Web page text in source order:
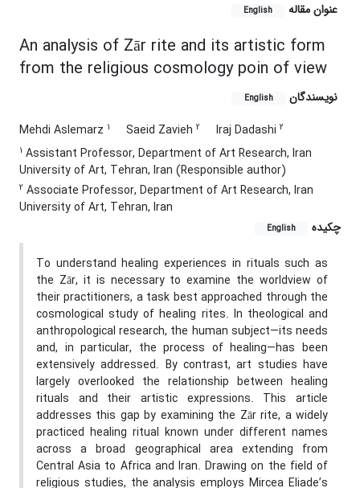
عنوان مقاله English
An analysis of Zār rite and its artistic form
from the religious cosmology poin of view
نویسندگان English
Mehdi Aslemarz 1 Saeid Zavieh 2 Iraj Dadashi 2
1 Assistant Professor, Department of Art Research, Iran
University of Art, Tehran, Iran (Responsible author)
2 Associate Professor, Department of Art Research, Iran
University of Art, Tehran, Iran
چکیده
English
To understand healing experiences in rituals such as
the Zār, it is necessary to examine the worldview of
their practitioners, a task best approached through the
cosmological study of healing rites. In theological and
anthropological research, the human subject—its needs
and, in particular, the process of healing—has been
extensively addressed. By contrast, art studies have
largely overlooked the relationship between healing
rituals and their artistic expressions. This article
addresses this gap by examining the Zār rite, a widely
practiced healing ritual known under different names
across a broad geographical area extending from
Central Asia to Africa and Iran. Drawing on the field of
religious studies, the analysis employs Mircea Eliade’s